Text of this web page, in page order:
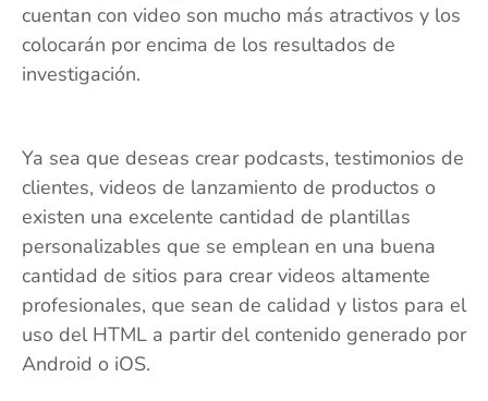
cuentan con video son mucho más atractivos y los
colocarán por encima de los resultados de
investigación.
Ya sea que deseas crear podcasts, testimonios de
clientes, videos de lanzamiento de productos o
existen una excelente cantidad de plantillas
personalizables que se emplean en una buena
cantidad de sitios para crear videos altamente
profesionales, que sean de calidad y listos para el
uso del HTML a partir del contenido generado por
Android o iOS.